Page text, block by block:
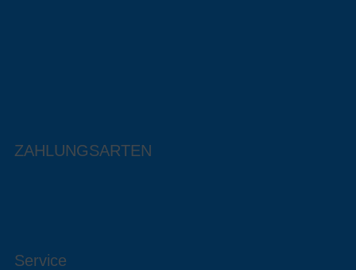
ZAHLUNGSARTEN
Service